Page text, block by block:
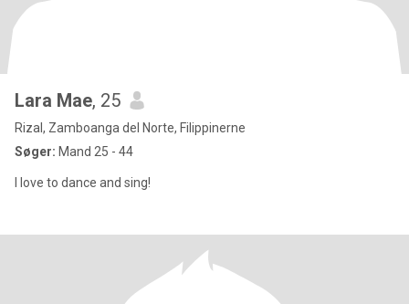
Lara Mae, 25
Rizal, Zamboanga del Norte, Filippinerne
Søger: Mand 25 - 44
I love to dance and sing!